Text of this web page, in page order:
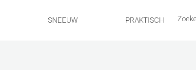
SNEEUW PRAKTISCH